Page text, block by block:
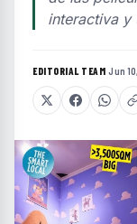
interactiva y
EDITORIAL TEAM·Jun